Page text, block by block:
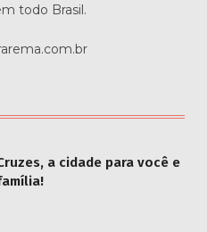
todo Brasil.
a cidade para você e